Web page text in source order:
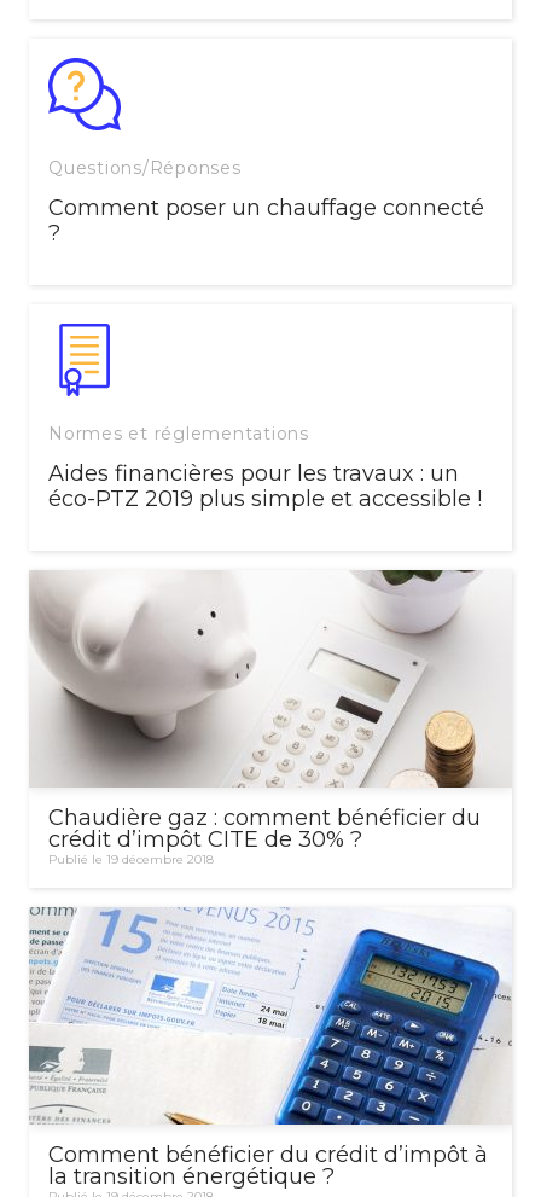
Questions/Réponses
Comment poser un chauffage connecté
?
Normes et réglementations
Aides financières pour les travaux : un
éco-PTZ 2019 plus simple et accessible !
Chaudière gaz : comment bénéficier du
crédit d’impôt CITE de 30% ?
Publié le 19 décembre 2018
Comment bénéficier du crédit d’impôt à
la transition énergétique ?